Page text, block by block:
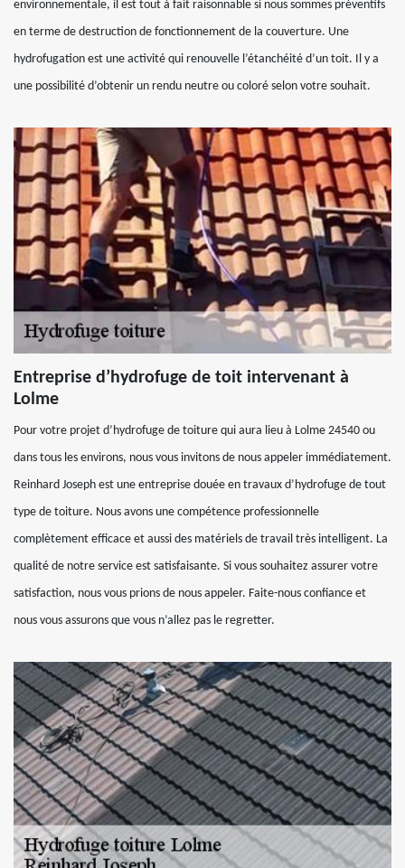
environnementale, il est tout à fait raisonnable si nous sommes préventifs
en terme de destruction de fonctionnement de la couverture. Une
hydrofugation est une activité qui renouvelle l’étanchéité d’un toit. Il y a
une possibilité d’obtenir un rendu neutre ou coloré selon votre souhait.
Entreprise d’hydrofuge de toit intervenant à
Lolme
Pour votre projet d’hydrofuge de toiture qui aura lieu à Lolme 24540 ou
dans tous les environs, nous vous invitons de nous appeler immédiatement.
Reinhard Joseph est une entreprise douée en travaux d’hydrofuge de tout
type de toiture. Nous avons une compétence professionnelle
complètement efficace et aussi des matériels de travail très intelligent. La
qualité de notre service est satisfaisante. Si vous souhaitez assurer votre
satisfaction, nous vous prions de nous appeler. Faite-nous confiance et
nous vous assurons que vous n’allez pas le regretter.